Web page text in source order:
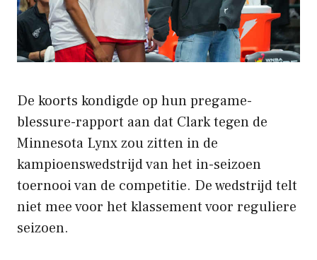
De koorts kondigde op hun pregame-
blessure-rapport aan dat Clark tegen de
Minnesota Lynx zou zitten in de
kampioenswedstrijd van het in-seizoen
toernooi van de competitie. De wedstrijd telt
niet mee voor het klassement voor reguliere
seizoen.